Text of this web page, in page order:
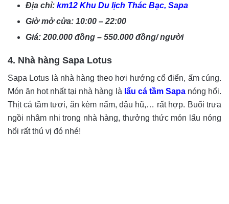
Địa chỉ: km12 Khu Du lịch Thác Bạc, Sapa
Giờ mở cửa: 10:00 – 22:00
Giá: 200.000 đồng – 550.000 đồng/ người
4. Nhà hàng Sapa Lotus
Sapa Lotus là nhà hàng theo hơi hướng cổ điển, ấm cúng.
Món ăn hot nhất tại nhà hàng là lẩu cá tầm Sapanóng hổi.
Thịt cá tầm tươi, ăn kèm nấm, đậu hũ,… rất hợp. Buổi trưa
ngồi nhâm nhi trong nhà hàng, thưởng thức món lẩu nóng
hổi rất thú vị đó nhé!